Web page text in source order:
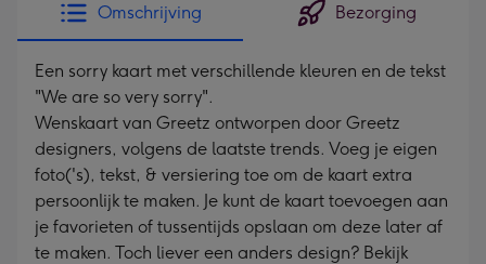
mm
indruk
-
Dimensions:
240
x
240
mm
Omschrijving Bezorging
Een sorry kaart met verschillende kleuren en de tekst
"We are so very sorry".
Wenskaart van Greetz ontworpen door Greetz
designers, volgens de laatste trends. Voeg je eigen
foto('s), tekst, & versiering toe om de kaart extra
persoonlijk te maken. Je kunt de kaart toevoegen aan
je favorieten of tussentijds opslaan om deze later af
te maken. Toch liever een anders design? Bekijk